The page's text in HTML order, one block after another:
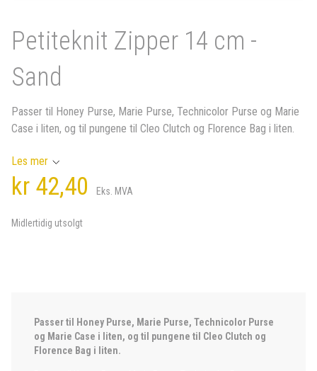
Petiteknit Zipper 14 cm -
Sand
Passer til Honey Purse, Marie Purse, Technicolor Purse og Marie
Case i liten, og til pungene til Cleo Clutch og Florence Bag i liten.
Les mer
kr 42,40 Eks. MVA
Midlertidig utsolgt
Passer til Honey Purse, Marie Purse, Technicolor Purse
og Marie Case i liten, og til pungene til Cleo Clutch og
Florence Bag i liten.